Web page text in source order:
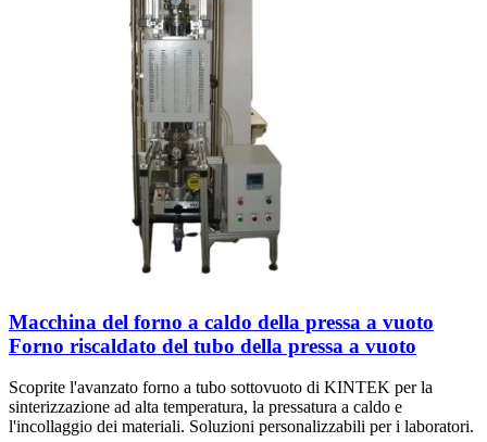
Macchina del forno a caldo della pressa a vuoto
Forno riscaldato del tubo della pressa a vuoto
Scoprite l'avanzato forno a tubo sottovuoto di KINTEK per la
sinterizzazione ad alta temperatura, la pressatura a caldo e
l'incollaggio dei materiali. Soluzioni personalizzabili per i laboratori.